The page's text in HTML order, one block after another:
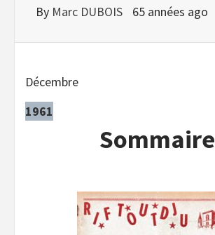
By Marc DUBOIS 65 années ago
Décembre
1961
Sommaire